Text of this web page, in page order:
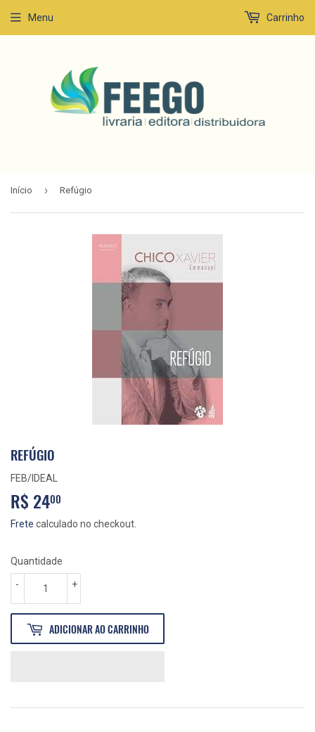
Menu Carrinho
Início › Refúgio
REFÚGIO
FEB/IDEAL
R$ 2400
24,00
Frete calculado no checkout.
Quantidade
+
-
ADICIONAR AO CARRINHO